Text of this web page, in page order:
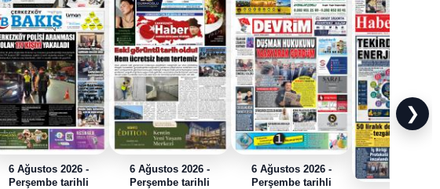
6 Ağustos 2026 -
Perşembe tarihli
6 Ağustos 2026 -
Perşembe tarihli
6 Ağustos 2026 -
Perşembe tarihli
❯